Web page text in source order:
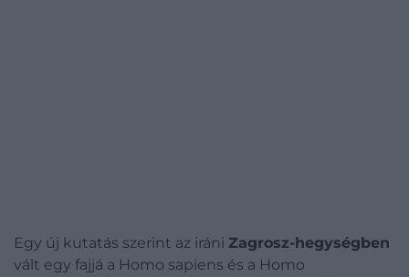
Egy új kutatás szerint az iráni Zagrosz-hegységben
vált egy fajjá a Homo sapiens és a Homo